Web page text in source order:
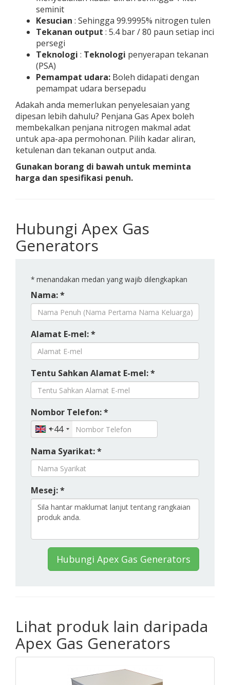
seminit
Kesucian : Sehingga 99.9995% nitrogen tulen
Tekanan output : 5.4 bar / 80 paun setiap inci
persegi
Teknologi : Teknologi penyerapan tekanan
(PSA)
Pemampat udara: Boleh didapati dengan
pemampat udara bersepadu
Adakah anda memerlukan penyelesaian yang
dipesan lebih dahulu? Penjana Gas Apex boleh
membekalkan penjana nitrogen makmal adat
untuk apa-apa permohonan. Pilih kadar aliran,
ketulenan dan tekanan output anda.
Gunakan borang di bawah untuk meminta
harga dan spesifikasi penuh.
Hubungi Apex Gas
Generators
* menandakan medan yang wajib dilengkapkan
Nama: *
Alamat E-mel: *
Tentu Sahkan Alamat E-mel: *
Nombor Telefon: *
+44
Nama Syarikat: *
Mesej: *
Hubungi Apex Gas Generators
Lihat produk lain daripada
Apex Gas Generators